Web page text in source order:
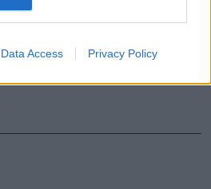
Data Access Privacy Policy
ważnej wiadomości i